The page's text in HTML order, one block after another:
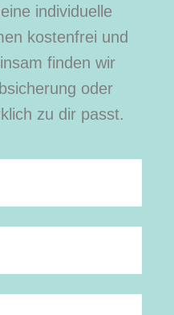
individuelle
kostenfrei und
finden wir
oder
zu dir passt.